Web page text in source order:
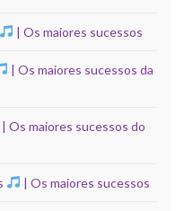
| Os maiores sucessos
| Os maiores sucessos da
| Os maiores sucessos do
| Os maiores sucessos